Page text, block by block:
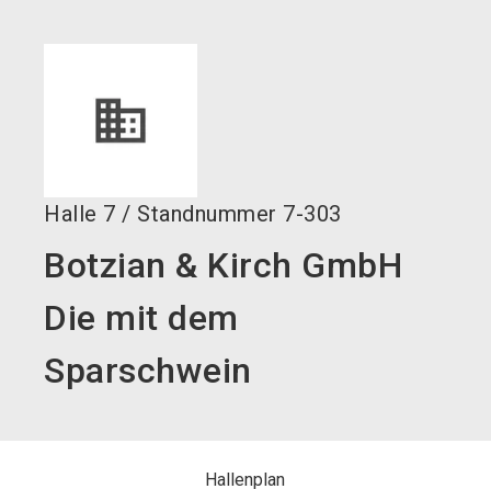
Halle 7 / Standnummer 7-303
Botzian & Kirch GmbH
Die mit dem
Sparschwein
Hallenplan